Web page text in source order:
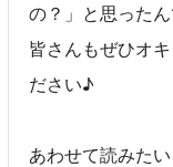
の？」と思った
皆さんもぜひオ
ださい♪
あわせて読みたい